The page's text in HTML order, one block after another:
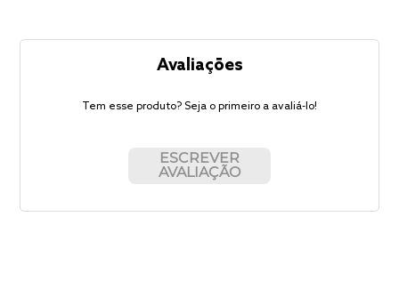
Avaliações
Tem esse produto? Seja o primeiro a avaliá-lo!
ESCREVER
AVALIAÇÃO